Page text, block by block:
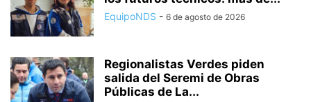
EquipoNDS - 6 de agosto de 2026
Regionalistas Verdes piden
salida del Seremi de Obras
Públicas de La...